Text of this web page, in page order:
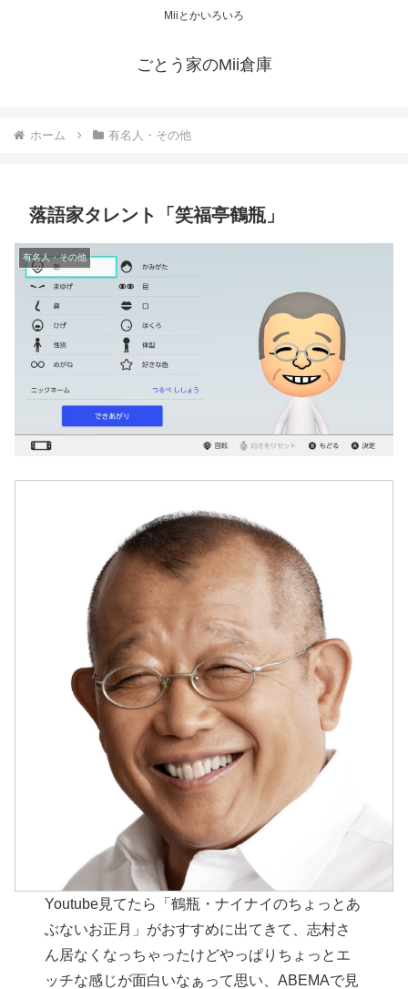
Miiとかいろいろ
ごとう家のMii倉庫
ホーム 有名人・その他
落語家タレント「笑福亭鶴瓶」
有名人・その他
Youtube見てたら「鶴瓶・ナイナイのちょっとあ
ぶないお正月」がおすすめに出てきて、志村さ
ん居なくなっちゃったけどやっぱりちょっとエ
ッチな感じが面白いなぁって思い、ABEMAで見